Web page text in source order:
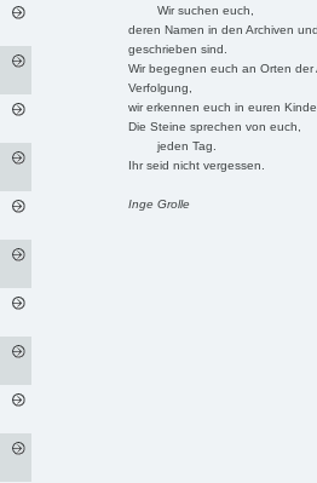
Wir suchen euch,
deren Namen in den Archiven
geschrieben sind.
Wir begegnen euch an Orten der
Verfolgung,
wir erkennen euch in euren
Die Steine sprechen von euch,
jeden Tag.
Ihr seid nicht vergessen.
Inge Grolle